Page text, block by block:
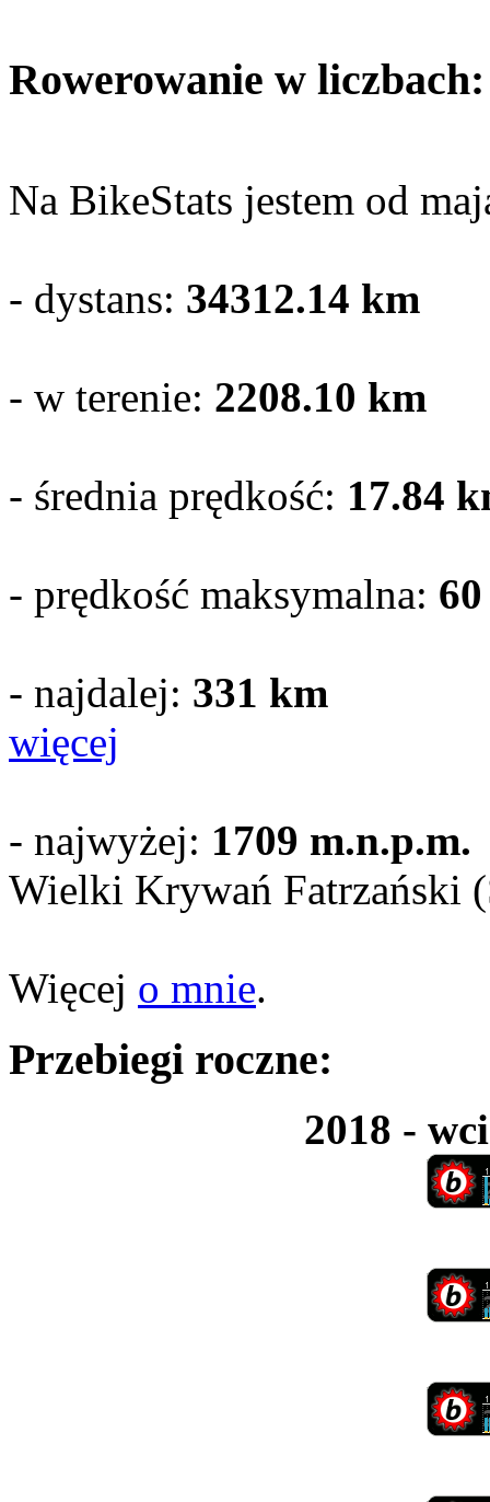
Rowerowanie w liczbach:
Na BikeStats jestem od
- dystans: 34312.14 km
- w terenie: 2208.10 km
- średnia prędkość: 17.84
- prędkość maksymalna:
- najdalej: 331 km
więcej
- najwyżej: 1709 m.n.p.m.
Wielki Krywań Fatrzański
Więcej o mnie.
Przebiegi roczne:
2018 -